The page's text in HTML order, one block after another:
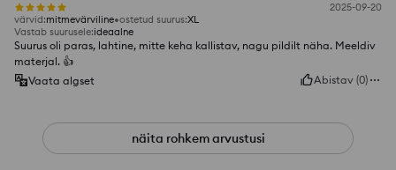
2025-09-20
värvid:mitmevärviline ostetud suurus:XL
Vastab suurusele:ideaalne
Suurus oli paras, lahtine, mitte keha kallistav, nagu pildilt näha. Meeldiv
materjal. 👍️
Vaata algset
Abistav (0)
näita rohkem arvustusi